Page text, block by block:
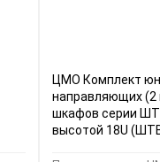
ЦМО Комплект
направляющих (2
шкафов серии
высотой 18U